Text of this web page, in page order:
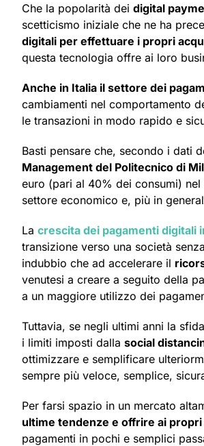
Che la popolarità dei digital
scetticismo iniziale che ne ha
digitali per effettuare i propri
questa tecnologia offre ai loro
Anche in Italia il settore dei
cambiamenti nel comportamento
le transazioni in modo rapido e
Basti pensare che, secondo i dati
Management del Politecnico di
euro (pari al 40% dei consumi) nel
settore economico e, più in
La crescita dei pagamenti digitali
transizione verso una società
indubbio che ad accelerare il
venutesi a creare a seguito della
a un maggiore utilizzo dei
Tuttavia, se negli ultimi anni la
i limiti imposti dalla social
ottimizzare e semplificare
sempre più veloce, semplice,
Per farsi spazio in un mercato
ultime tendenze e offrire ai
pagamenti in pochi e semplici